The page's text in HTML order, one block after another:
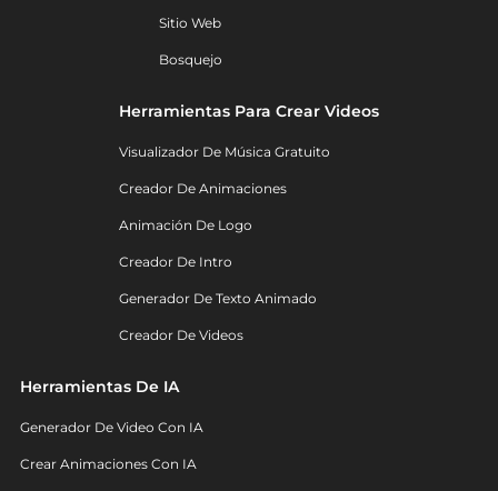
Sitio Web
Bosquejo
Herramientas Para Crear Videos
Visualizador De Música Gratuito
Creador De Animaciones
Animación De Logo
Creador De Intro
Generador De Texto Animado
Creador De Videos
Herramientas De IA
Generador De Video Con IA
Crear Animaciones Con IA